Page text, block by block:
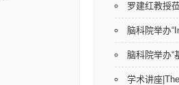
罗建红教授
脑科院举办
脑科院举办“
学术讲座